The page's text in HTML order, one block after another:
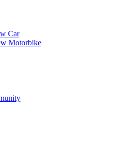
Car
Motorbike